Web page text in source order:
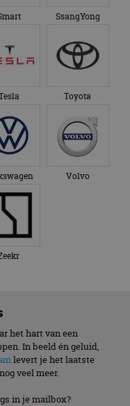
SsangYong
Toyota
Volvo
het hart van een
In beeld én geluid,
levert je het laatste
veel meer.
in je mailbox?